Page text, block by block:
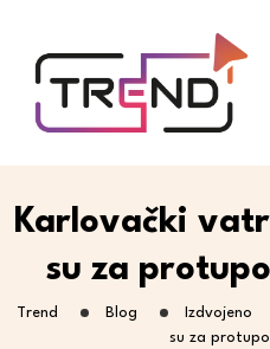
Karlovački
su za
Trend Blog Izdvojeno
su za